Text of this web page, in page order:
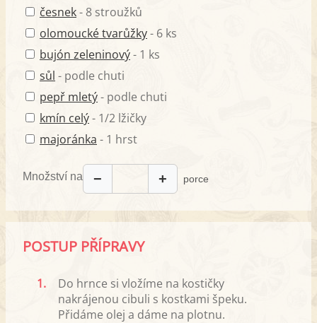
česnek- 8 stroužků
olomoucké tvarůžky- 6 ks
bujón zeleninový- 1 ks
sůl - podle chuti
pepř mletý- podle chuti
kmín celý- 1/2 lžičky
majoránka - 1 hrst
Množství na − + porce
POSTUP PŘÍPRAVY
1.
Do hrnce si vložíme na kostičky
nakrájenou cibuli s kostkami špeku.
Přidáme olej a dáme na plotnu.